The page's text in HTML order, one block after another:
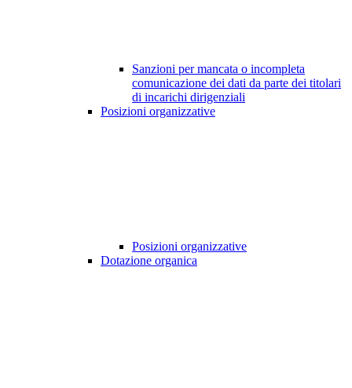
Sanzioni per mancata o incompleta
comunicazione dei dati da parte dei titolari
di incarichi dirigenziali
Posizioni organizzative
Posizioni organizzative
Dotazione organica